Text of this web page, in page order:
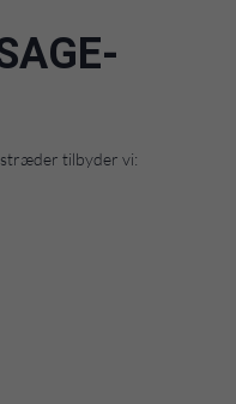
stræder tilbyder vi: